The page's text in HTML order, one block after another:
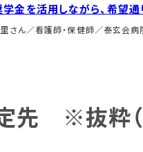
金を活用しながら、希望通
さん／看護師・保健師／泰玄会
先 ※抜粋（